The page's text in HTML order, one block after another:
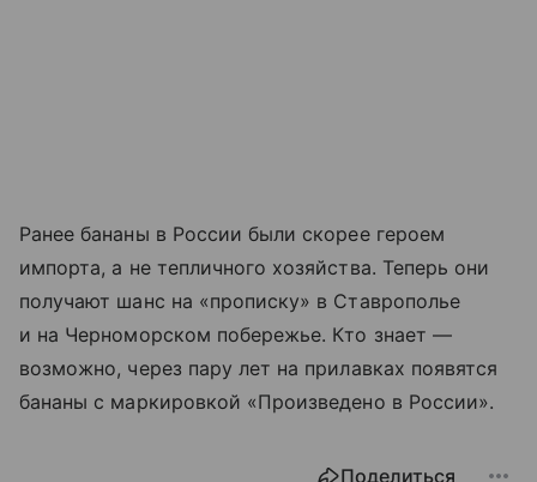
Ранее бананы в России были скорее героем
импорта, а не тепличного хозяйства. Теперь они
получают шанс на «прописку» в Ставрополье
и на Черноморском побережье. Кто знает —
возможно, через пару лет на прилавках появятся
бананы с маркировкой «Произведено в России».
Поделиться